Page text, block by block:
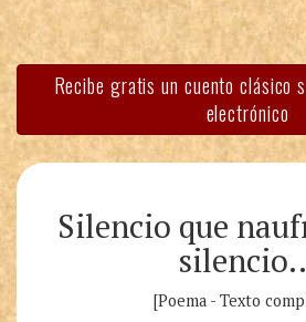
Recibe gratis un cuento clásico
electrónico
Silencio que
[Poema - Texto